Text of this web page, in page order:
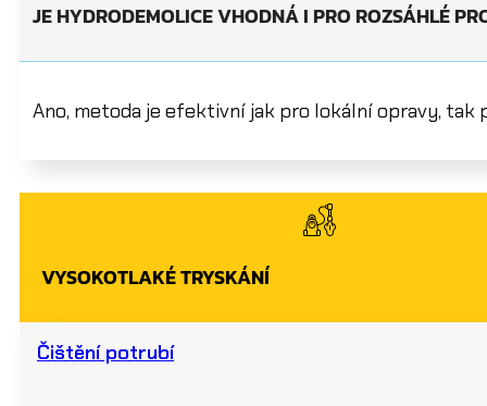
JE HYDRODEMOLICE VHODNÁ I PRO ROZSÁHLÉ
Ano, metoda je efektivní jak pro lokální opravy,
VYSOKOTLAKÉ TRYSKÁNÍ
Čištění potrubí